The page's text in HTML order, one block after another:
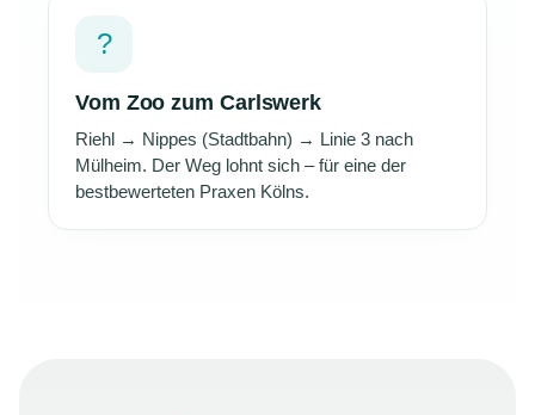
?
Vom Zoo zum Carlswerk
Riehl → Nippes (Stadtbahn) → Linie 3 nach
Mülheim. Der Weg lohnt sich – für eine der
bestbewerteten Praxen Kölns.